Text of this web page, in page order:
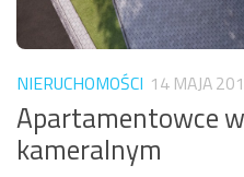
NIERUCHOMOŚCI 14 MAJA
Apartamentowce
kameralnym